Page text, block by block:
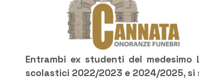
Entrambi ex studenti del
scolastici 2022/2023 e 2024/2025,